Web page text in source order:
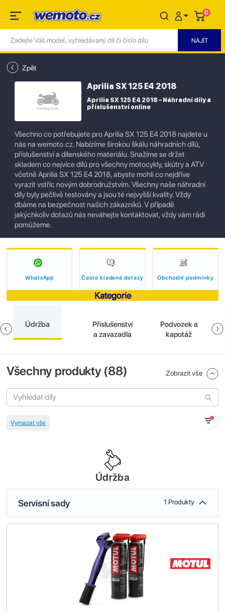
0
Zpět
Aprilia SX 125 E4 2018
Aprilia SX 125 E4 2018 – Náhradní díly a
příslušenství online
Všechno co potřebujete pro Aprilia SX 125 E4 2018 najdete u
nás na wemoto.cz. Nabízíme širokou škálu náhradních dílů,
příslušenství a dílenského materiálu. Snažíme se držet
skladem co nejvíce dílů pro všechny motocykly, skútry a ATV
včetně Aprilia SX 125 E4 2018, abyste mohli co nejdříve
vyrazit vstříc novým dobrodružstvím. Všechny naše náhradní
díly byly pečlivě testovány a jsou té nejvyšší kvality. Vždy
dbáme na bezpečnost našich zákazníků. V případě
jakýchkoliv dotazů nás neváhejte kontaktovat, vždy vám rádi
pomůžeme.
WhatsApp Často kladené dotazy Obchodní podmínky
Kategorie
Údržba
Příslušenství
a zavazadla
Podvozek a
kapotáž
Všechny produkty (88) Zobrazit vše
Údržba
Servisní sady 1 Produkty